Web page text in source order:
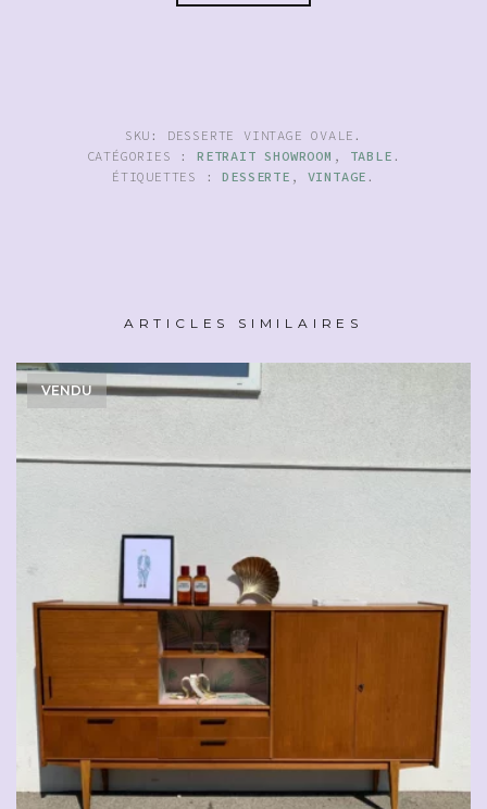
SKU: DESSERTE VINTAGE OVALE .
CATÉGORIES :RETRAIT SHOWROOM , TABLE .
ÉTIQUETTES :DESSERTE , VINTAGE .
ARTICLES SIMILAIRES
VENDU